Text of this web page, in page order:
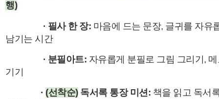
행)
· 필사 한 장: 마음에 드는 문장, 글귀를 자유
남기는 시간
· 분필아트: 자유롭게 분필로 그림 그리기,
기기
· (선착순)독서록 통장 미션: 책을 읽고 독서